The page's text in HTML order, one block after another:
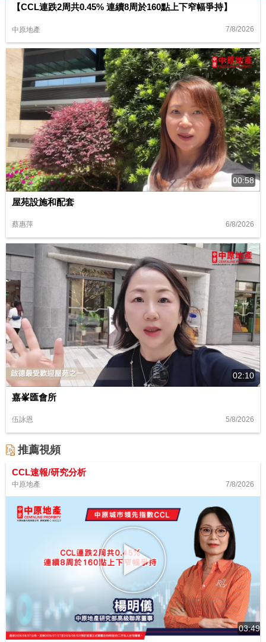
【CCL連跌2周共0.45% 連續8周於160點上下窄幅爭持】
中原地產 7/8/2026
00:58
屋苑設施和配套
蔡惠萍 6/8/2026
02:10
嘉峯匯會所
伍詠恩 5/8/2026
推薦視頻
CCL速報/研究分析
中原地產 7/8/2026
03:49